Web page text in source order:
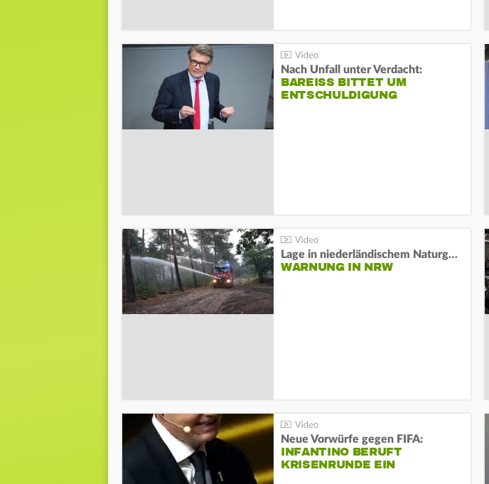
Nach Unfall unter Verdacht:
BAREISS BITTET UM E
NTSCHULDIGUNG
Lage in niederländischem Naturgebiet stabil
WARNUNG IN NRW
Neue Vorwürfe gegen FIFA:
INFANTINO BERUFT
KRISENRUNDE EIN